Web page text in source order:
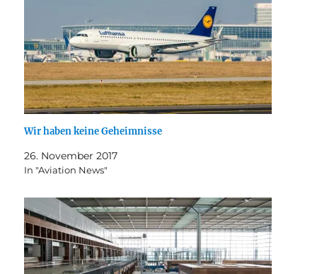
Wir haben keine Geheimnisse
26. November 2017
In "Aviation News"